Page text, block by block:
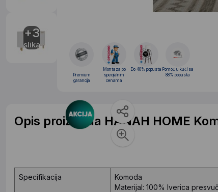
+3
slika
Premium
garancija
Montaza po
specijalnim
cenama
Do 40% popusta Pomoć u kući sa
88% popusta
Opis proizvoda HANAH HOME
Specifikacija
Komoda
Materijal: 100% Iverica